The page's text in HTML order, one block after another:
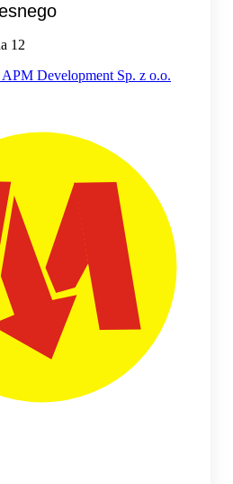
12
Development Sp. z o.o.